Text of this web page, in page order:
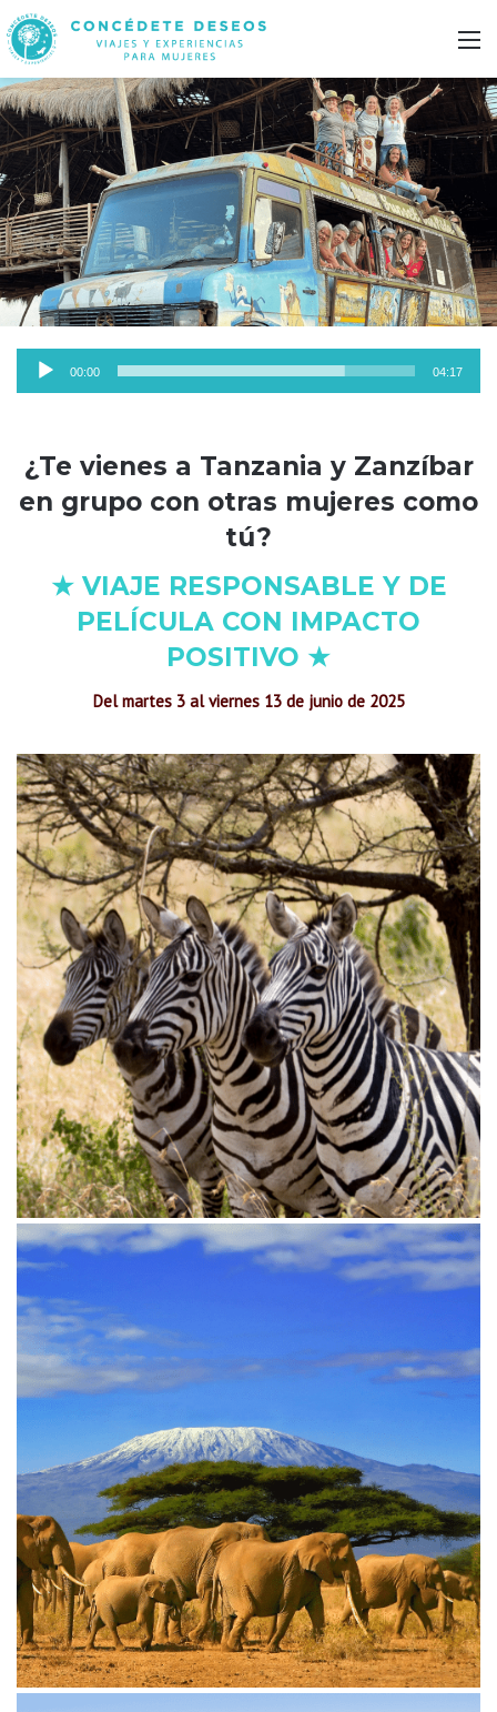
Reproductor
de
00:00 04:17
¿Te vienes a Tanzania y Zanzíbar
en grupo con otras mujeres como
tú?
★ VIAJE RESPONSABLE Y DE
PELÍCULA CON IMPACTO
POSITIVO ★
Del martes 3 al viernes 13 de junio de 2025